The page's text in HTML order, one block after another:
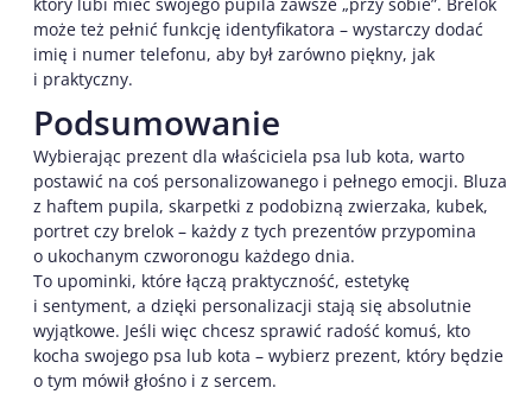
który lubi mieć swojego pupila zawsze „przy sobie”. Brelok
może też pełnić funkcję identyfikatora – wystarczy dodać
imię i numer telefonu, aby był zarówno piękny, jak
i praktyczny.
Podsumowanie
Wybierając prezent dla właściciela psa lub kota, warto
postawić na coś personalizowanego i pełnego emocji. Bluza
z haftem pupila, skarpetki z podobizną zwierzaka, kubek,
portret czy brelok – każdy z tych prezentów przypomina
o ukochanym czworonogu każdego dnia.
To upominki, które łączą praktyczność, estetykę
i sentyment, a dzięki personalizacji stają się absolutnie
wyjątkowe. Jeśli więc chcesz sprawić radość komuś, kto
kocha swojego psa lub kota – wybierz prezent, który będzie
o tym mówił głośno i z sercem.